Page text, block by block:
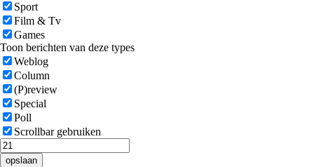
Sport
Film & Tv
Games
Toon berichten van deze types
Weblog
Column
(P)review
Special
Poll
Scrollbar gebruiken
opslaan